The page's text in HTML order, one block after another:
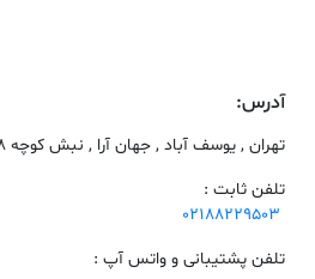
آدرس:
تهران , یوسف آباد , جهان آرا , نبش کوچه 18
تلفن ثابت :
02188229503
تلفن پشتیبانی و واتس آپ :